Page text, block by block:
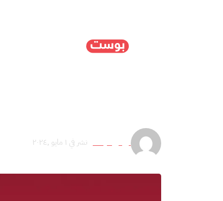
لويس ميناند نشر في ١ مايو ,٢٠٢٤